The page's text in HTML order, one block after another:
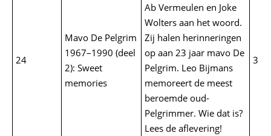
24
Mavo De Pelgrim
1967–1990 (deel
2): Sweet
memories
Ab Vermeulen en Joke
Wolters aan het woord.
Zij halen herinneringen
op aan 23 jaar mavo De
Pelgrim. Leo Bijmans
memoreert de meest
beroemde oud-
Pelgrimmer. Wie dat is?
Lees de aflevering!
3